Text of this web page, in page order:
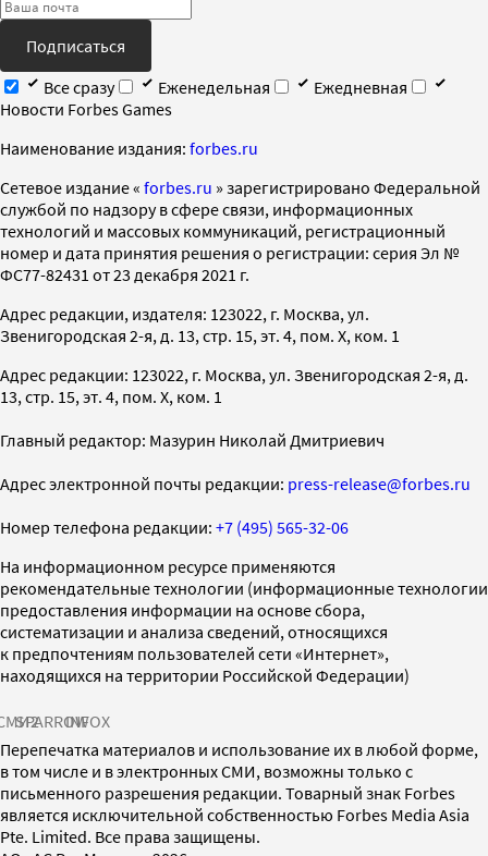
Подписаться
Все сразу
Еженедельная
Ежедневная
Новости Forbes Games
Наименование издания: forbes.ru
Cетевое издание « forbes.ru » зарегистрировано Федеральной
службой по надзору в сфере связи, информационных
технологий и массовых коммуникаций, регистрационный
номер и дата принятия решения о регистрации: серия Эл №
ФС77-82431 от 23 декабря 2021 г.
Адрес редакции, издателя: 123022, г. Москва, ул.
Звенигородская 2-я, д. 13, стр. 15, эт. 4, пом. X, ком. 1
Адрес редакции: 123022, г. Москва, ул. Звенигородская 2-я, д.
13, стр. 15, эт. 4, пом. X, ком. 1
Главный редактор: Мазурин Николай Дмитриевич
Адрес электронной почты редакции: press-release@forbes.ru
Номер телефона редакции: +7 (495) 565-32-06
На информационном ресурсе применяются
рекомендательные технологии (информационные технологии
предоставления информации на основе сбора,
систематизации и анализа сведений, относящихся
к предпочтениям пользователей сети «Интернет»,
находящихся на территории Российской Федерации)
SPARROWINFOX
Перепечатка материалов и использование их в любой форме,
в том числе и в электронных СМИ, возможны только с
письменного разрешения редакции. Товарный знак Forbes
является исключительной собственностью Forbes Media Asia
Pte. Limited. Все права защищены.